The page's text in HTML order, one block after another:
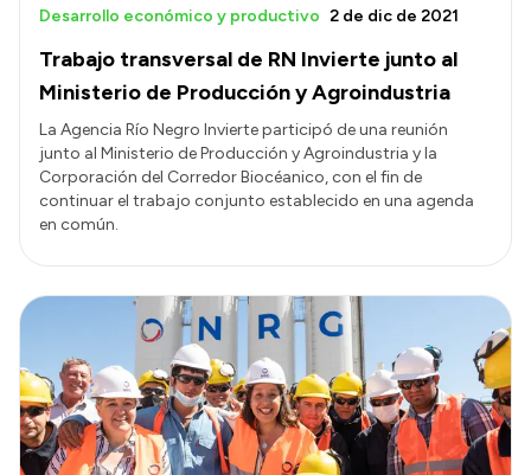
Trabajo transversal de RN Invierte junto al
Ministerio de Producción y Agroindustria
Desarrollo económico y productivo 2 de dic de 2021
La Agencia Río Negro Invierte participó de una reunión
junto al Ministerio de Producción y Agroindustria y la
Corporación del Corredor Biocéanico, con el fin de
continuar el trabajo conjunto establecido en una agenda
en común.